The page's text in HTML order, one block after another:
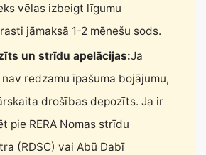
vēlas izbeigt līgumu
jāmaksā 1-2 mēnešu sods.
un strīdu apelācijas:Ja
redzamu īpašuma bojājumu,
drošības depozīts. Ja ir
pie RERA Nomas strīdu
(RDSC) vai Abū Dabī